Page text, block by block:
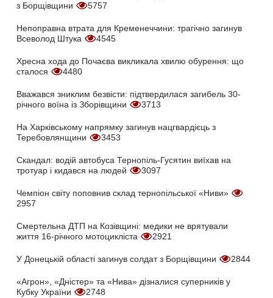
з Борщівщини
5757
Непоправна втрата для Кременеччини: трагічно загинув
Всеволод Штука
4545
Хресна хода до Почаєва викликала хвилю обурення: що
сталося
4480
Вважався зниклим безвісти: підтвердилася загибель 30-
річного воїна із Зборівщини
3713
На Харківському напрямку загинув нацгвардієць з
Теребовлянщини
3453
Скандал: водій автобуса Тернопіль-Гусятин виїхав на
тротуар і кидався на людей
3097
Чемпіон світу поповнив склад тернопільської «Ниви»
2957
Смертельна ДТП на Козівщині: медики не врятували
життя 16-річного мотоцикліста
2921
У Донецькій області загинув солдат з Борщівщини 2844
«Агрон», «Дністер» та «Нива» дізналися суперників у
Кубку України
2748